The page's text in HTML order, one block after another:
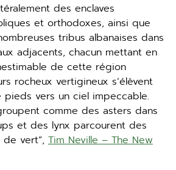
des enclaves
et orthodoxes, ainsi que
tribus albanaises dans
adjacents, chacun mettant en
de cette région
rocheux vertigineux s’élèvent
vers un ciel impeccable.
comme des asters dans
et des lynx parcourent des
vert”, Tim Neville – The New